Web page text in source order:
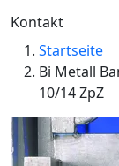
Kontakt
Startseite
Bi Metall
10/14 ZpZ